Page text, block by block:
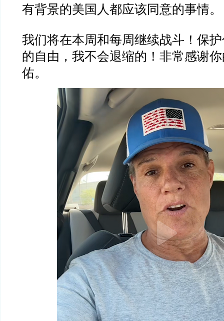
有背景的美国人都应该同意的事情。
我们将在本周和每周继续战斗！保
的自由，我不会退缩的！非常感谢
佑。